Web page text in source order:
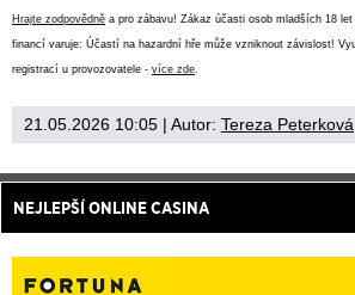
Hrajte zodpovědně a pro zábavu! Zákaz účasti osob mladších 18
financí varuje: Účastí na hazardní hře může vzniknout závislost!
registrací u provozovatele - více zde
21.05.2026 10:05 | Autor: Tereza Peterková
NEJLEPŠÍ ONLINE CASINA